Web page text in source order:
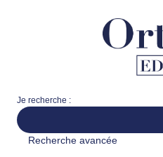
Je recherche :
Recherche avancée